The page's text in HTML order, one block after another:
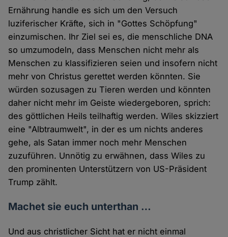
Ernährung handle es sich um den Versuch
luziferischer Kräfte, sich in "Gottes Schöpfung"
einzumischen. Ihr Ziel sei es, die menschliche DNA
so umzumodeln, dass Menschen nicht mehr als
Menschen zu klassifizieren seien und insofern nicht
mehr von Christus gerettet werden könnten. Sie
würden sozusagen zu Tieren werden und könnten
daher nicht mehr im Geiste wiedergeboren, sprich:
des göttlichen Heils teilhaftig werden. Wiles skizziert
eine "Albtraumwelt", in der es um nichts anderes
gehe, als Satan immer noch mehr Menschen
zuzuführen. Unnötig zu erwähnen, dass Wiles zu
den prominenten Unterstützern von US-Präsident
Trump zählt.
Machet sie euch unterthan …
Und aus christlicher Sicht hat er nicht einmal